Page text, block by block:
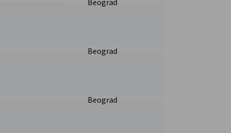
Beograd
Beograd